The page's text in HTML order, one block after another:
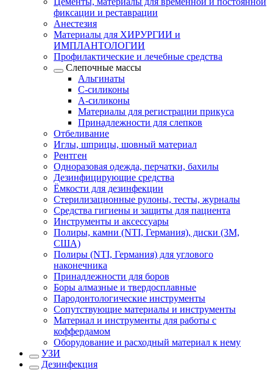
фиксации и реставрации
Анестезия
Материалы для ХИРУРГИИ и
ИМПЛАНТОЛОГИИ
Профилактические и лечебные средства
Слепочные массы
Альгинаты
С-силиконы
А-силиконы
Материалы для регистрации прикуса
Принадлежности для слепков
Отбеливание
Иглы, шприцы, шовный материал
Рентген
Одноразовая одежда, перчатки, бахилы
Дезинфицирующие средства
Ёмкости для дезинфекции
Стерилизационные рулоны, тесты, журналы
Средства гигиены и защиты для пациента
Инструменты и аксессуары
Полиры, камни (NTI, Германия), диски (3М,
США)
Полиры (NTI, Германия) для углового
наконечника
Принадлежности для боров
Боры алмазные и твердосплавные
Пародонтологические инструменты
Сопутствующие материалы и инструменты
Материал и инструменты для работы с
коффердамом
Оборудование и расходный материал к нему
УЗИ
Дезинфекция